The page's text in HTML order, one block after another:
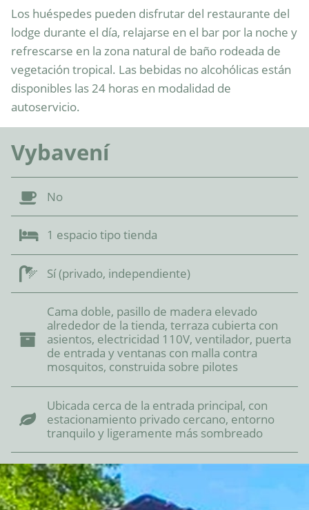
Los huéspedes pueden disfrutar del restaurante del
lodge durante el día, relajarse en el bar por la noche y
refrescarse en la zona natural de baño rodeada de
vegetación tropical. Las bebidas no alcohólicas están
disponibles las 24 horas en modalidad de
autoservicio.
Vybavení
No
1 espacio tipo tienda
Sí (privado, independiente)
Cama doble, pasillo de madera elevado
alrededor de la tienda, terraza cubierta con
asientos, electricidad 110V, ventilador, puerta
de entrada y ventanas con malla contra
mosquitos, construida sobre pilotes
Ubicada cerca de la entrada principal, con
estacionamiento privado cercano, entorno
tranquilo y ligeramente más sombreado